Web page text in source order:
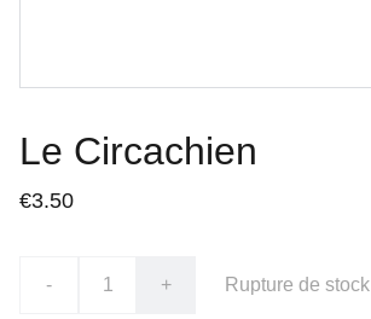
Le Circachien
€3.50
- + Rupture de stock